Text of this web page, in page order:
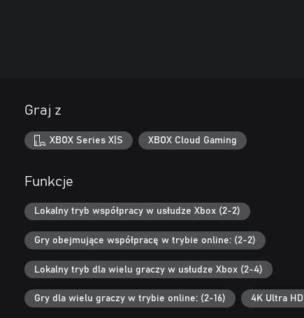
Graj z
XBOX Series X|S XBOX Cloud Gaming
Funkcje
Lokalny tryb współpracy w usłudze Xbox (2-2)
Gry obejmujące współpracę w trybie online: (2-2)
Lokalny tryb dla wielu graczy w usłudze Xbox (2-4)
Gry dla wielu graczy w trybie online: (2-16) 4K Ultra HD